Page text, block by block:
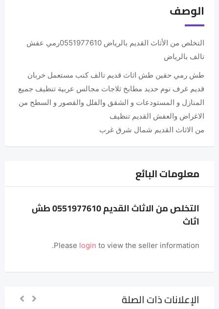
الوصف
‏التخلص من الأثاث القديم بالرياض 0551977610رمي عفش
تالف بالرياض
طش رمي حقين طش اثاث قديم تالف كنب مستعمل خربان
قديم غرف نوم حديد مطابخ ثلاجات مجالس عربية تنظيف جميع
المنازل و المستودعات و الشقق والفلل والقصور و السطح من
الاغراض والعفش القديم تنظيف
من الاثاث القديم شمال شرق غرب
معلومات البائع
التخلص من الاثاث القديم 0551977610 طش
اثاث
Please login to view the seller information.
الإعلانات ذات الصلة